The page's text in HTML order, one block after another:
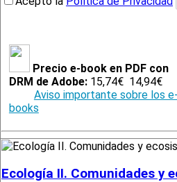
Precio e-book en PDF con
DRM de Adobe: 15,74€ 14,94€
Aviso importante sobre los e-
books
Ecología II. Comunidades y